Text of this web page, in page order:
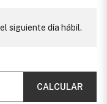
siguiente día hábil.
CALCULAR